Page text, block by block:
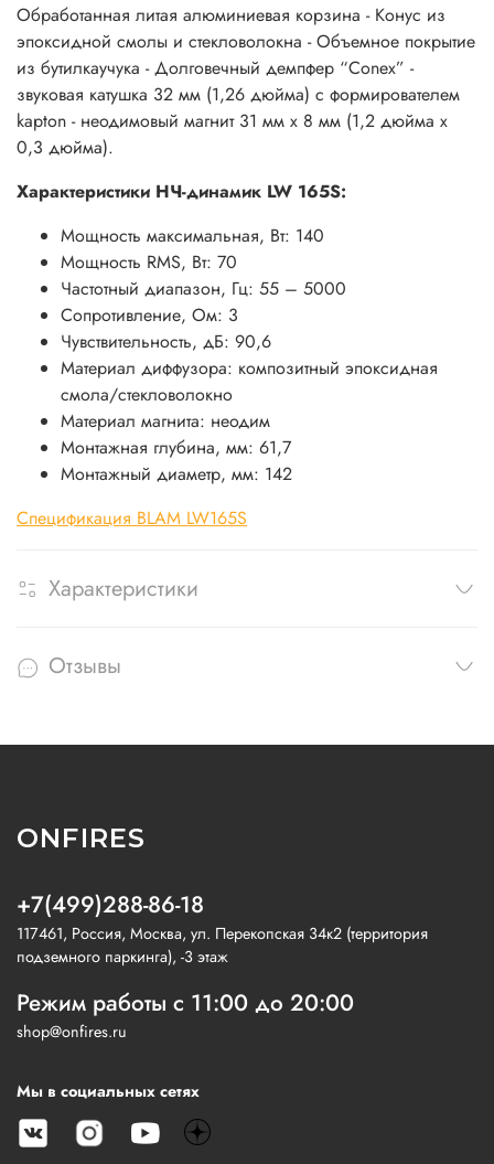
Обработанная литая алюминиевая корзина - Конус из
эпоксидной смолы и стекловолокна - Объемное покрытие
из бутилкаучука - Долговечный демпфер “Conex” -
звуковая катушка 32 мм (1,26 дюйма) с формирователем
kapton - неодимовый магнит 31 мм x 8 мм (1,2 дюйма x
0,3 дюйма).
Характеристики НЧ-динамик LW 165S:
Мощность максимальная, Вт: 140
Мощность RMS, Вт: 70
Частотный диапазон, Гц: 55 – 5000
Сопротивление, Ом: 3
Чувствительность, дБ: 90,6
Материал диффузора: композитный эпоксидная
смола/стекловолокно
Материал магнита: неодим
Монтажная глубина, мм: 61,7
Монтажный диаметр, мм: 142
Спецификация BLAM LW165S
Характеристики
Отзывы
ONFIRES
+7(499)288-86-18
117461, Россия, Москва, ул. Перекопская 34к2 (территория
подземного паркинга), -3 этаж
Режим работы с 11:00 до 20:00
shop@onfires.ru
Мы в социальных сетях